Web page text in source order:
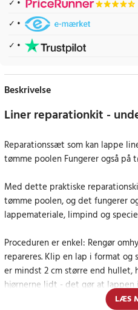
Beskrivelse
Liner reparationkit -
Reparationssæt som kan lappe
tømme poolen Fungerer også på
Med dette praktiske
tømme poolen, og det fungerer
lappemateriale, limpind og
Proceduren er enkel: Rengør
repareres. Klip en lap i format og
er mindst 2 cm større end hullet,
hjørnerne lidt - det gør at lappen
vinyllimen på lappen.
LÆS